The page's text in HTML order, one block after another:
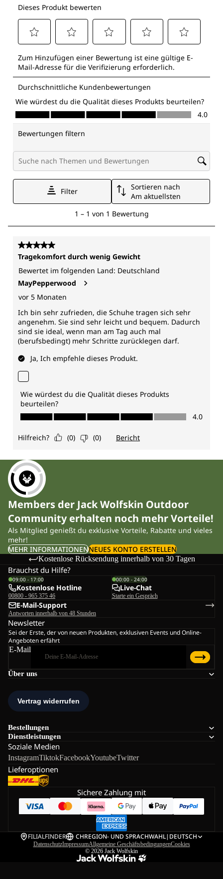
Members der Jack Wolfskin Outdoor
Community erhalten noch mehr Vorteile!
Als Mitglied genießt du exklusive Vorteile, Rabatte und vieles
mehr!
MEHR INFORMATIONENNEUES KONTO ERSTELLEN
Kostenlose Rücksendung innerhalb von 30 Tagen
Über uns
Bestellungen
Dienstleistungen
Soziale Medien
InstagramTiktokFacebookYoutubeTwitter
Lieferoptionen
Brauchst du Hilfe?
09:00 - 17:00
Kostenlose Hotline
00800 - 965 375 46
00:00 - 24:00
Live-Chat
Starte ein Gespräch
E-Mail-Support
Antworten innerhalb von 48 Stunden
Newsletter
Sei der Erste, der von neuen Produkten, exklusiven Events und Online-
Angeboten erfährt
E-Mail
Sichere Zahlung mit
FILIALFINDER CHREGION- UND SPRACHWAHL| DEUTSCH
DatenschutzImpressumAllgemeine GeschäftsbedingungenCookies
© 2026 Jack Wolfskin